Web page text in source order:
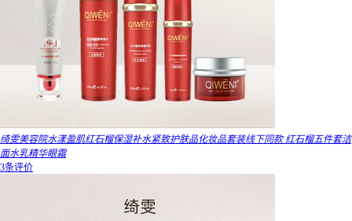
绮雯美容院水漾盈肌红石榴保湿补水紧致护肤品化妆品套装线下同款 红石榴五件套洁
面水乳精华眼霜
3条评价